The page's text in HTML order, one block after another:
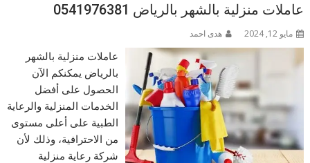
عاملات منزلية بالشهر بالرياض 0541976381
مايو 12, 2024 هدى احمد
عاملات منزلية بالشهر
بالرياض يمكنكم الآن
الحصول على أفضل
الخدمات المنزلية والرعاية
الطبية على أعلى مستوى
من الاحترافية، وذلك لأن
شركة رعاية منزلية